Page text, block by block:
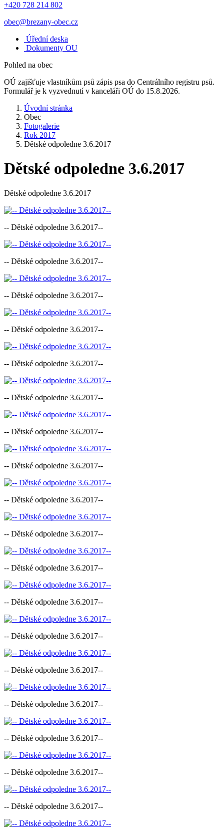
+420 728 214 802
obec@brezany-obec.cz
Úřední deska
Dokumenty OU
Pohled na obec
OÚ zajišťuje vlastníkům psů zápis psa do Centrálního registru psů.
Formulář je k vyzvednutí v kanceláři OÚ do 15.8.2026.
Úvodní stránka
Obec
Fotogalerie
Rok 2017
Dětské odpoledne 3.6.2017
Dětské odpoledne 3.6.2017
Dětské odpoledne 3.6.2017
-- Dětské odpoledne 3.6.2017--
-- Dětské odpoledne 3.6.2017--
-- Dětské odpoledne 3.6.2017--
-- Dětské odpoledne 3.6.2017--
-- Dětské odpoledne 3.6.2017--
-- Dětské odpoledne 3.6.2017--
-- Dětské odpoledne 3.6.2017--
-- Dětské odpoledne 3.6.2017--
-- Dětské odpoledne 3.6.2017--
-- Dětské odpoledne 3.6.2017--
-- Dětské odpoledne 3.6.2017--
-- Dětské odpoledne 3.6.2017--
-- Dětské odpoledne 3.6.2017--
-- Dětské odpoledne 3.6.2017--
-- Dětské odpoledne 3.6.2017--
-- Dětské odpoledne 3.6.2017--
-- Dětské odpoledne 3.6.2017--
-- Dětské odpoledne 3.6.2017--